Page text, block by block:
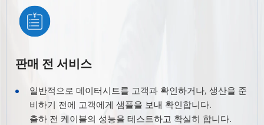
판매 전 서비스
일반적으로 데이터시트를 고객과 확인하거나, 생산을 준
비하기 전에 고객에게 샘플을 보내 확인합니다.
출하 전 케이블의 성능을 테스트하고 확실히 합니다.